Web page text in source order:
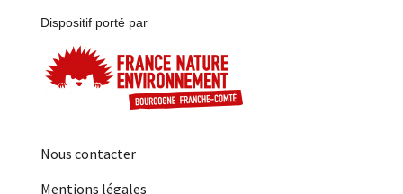
Dispositif porté par
Nous contacter
Mentions légales